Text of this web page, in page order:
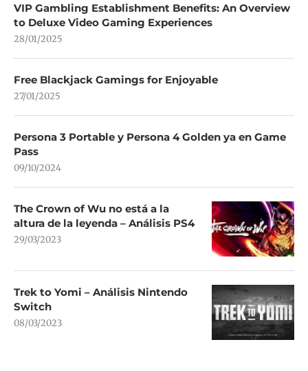
VIP Gambling Establishment Benefits: An Overview
to Deluxe Video Gaming Experiences
28/01/2025
Free Blackjack Gamings for Enjoyable
27/01/2025
Persona 3 Portable y Persona 4 Golden ya en Game
Pass
09/10/2024
The Crown of Wu no está a la
altura de la leyenda – Análisis PS4
29/03/2023
Trek to Yomi – Análisis Nintendo
Switch
08/03/2023